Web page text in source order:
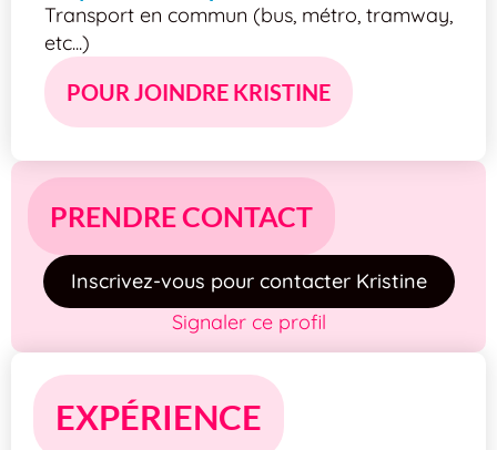
Transport en commun (bus, métro, tramway,
etc...)
POUR JOINDRE KRISTINE
PRENDRE CONTACT
Inscrivez-vous pour contacter Kristine
Signaler ce profil
EXPÉRIENCE